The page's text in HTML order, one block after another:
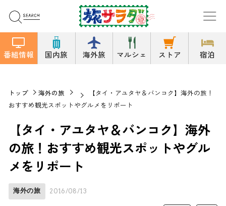
番組情報 国内旅 海外旅 マルシェ ストア 宿泊
トップ 海外の旅
【タイ・アユタヤ＆バンコク】海外の旅！
おすすめ観光スポットやグルメをリポート
【タイ・アユタヤ＆バンコク】海外
の旅！おすすめ観光スポットやグル
メをリポート
海外の旅 2016/08/13